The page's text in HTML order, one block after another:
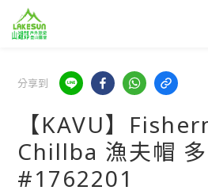
分享到
【KAVU】
Chillba 漁夫帽
#1762201